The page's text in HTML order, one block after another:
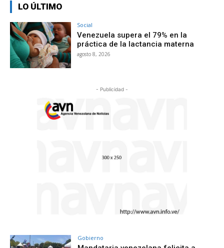
LO ÚLTIMO
Social
Venezuela supera el 79% en la
práctica de la lactancia materna
agosto 8, 2026
- Publicidad -
Gobierno